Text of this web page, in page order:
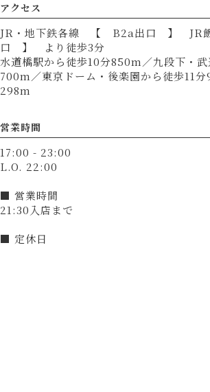
アクセス
JR・地下鉄各線 【 B2a出口 】 JR
口 】 より徒歩3分
水道橋駅から徒歩10分850m／九段下・
700m／東京ドーム・後楽園から徒歩11
298m
営業時間
17:00 - 23:00
L.O. 22:00
■ 営業時間
21:30入店まで
■ 定休日